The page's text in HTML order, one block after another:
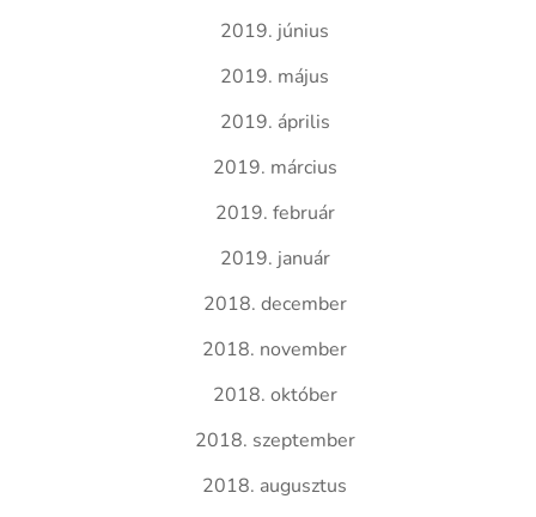
2019. június
2019. május
2019. április
2019. március
2019. február
2019. január
2018. december
2018. november
2018. október
2018. szeptember
2018. augusztus